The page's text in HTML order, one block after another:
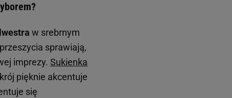
w srebrnym
sprawiają,
imprezy. Sukienka
pięknie akcentuje
się